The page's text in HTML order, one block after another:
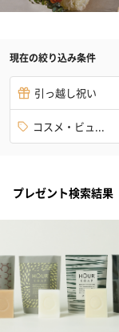
現在の絞り込み条件
引っ越し祝い
コスメ・ビュ...
プレゼント検索結果